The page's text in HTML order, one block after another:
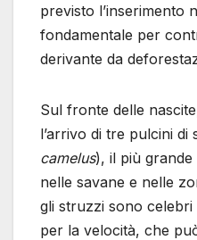
previsto l’inserimento
fondamentale per
derivante da
Sul fronte delle
l’arrivo di tre pulcini di
camelus), il più
nelle savane e nelle
gli struzzi sono
per la velocità, che